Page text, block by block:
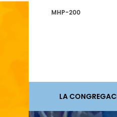
MHP-200
LA